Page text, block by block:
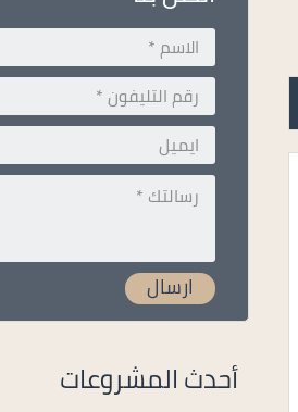
أحدث المشروعات